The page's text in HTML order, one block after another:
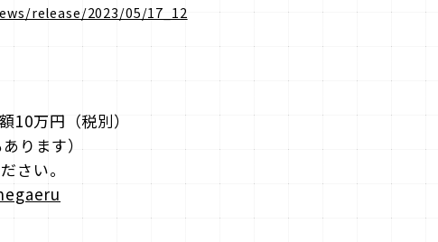
release/2023/05/17_12
万円（税別）
ります）
さい。